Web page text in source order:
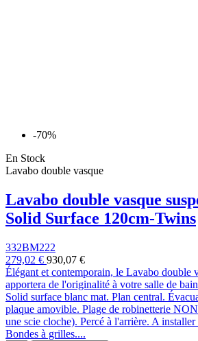
-70%
En Stock
Lavabo double vasque
Lavabo double vasque
Solid Surface 120cm-Twins
332BM222
279,02 € 930,07 €
Élégant et contemporain, le Lavabo double
apportera de l'originalité à votre salle de
Solid surface blanc mat. Plan central.
plaque amovible. Plage de robinetterie
une scie cloche). Percé à l'arrière. A
Bondes à grilles....